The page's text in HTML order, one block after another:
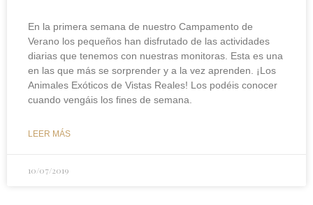
En la primera semana de nuestro Campamento de
Verano los pequeños han disfrutado de las actividades
diarias que tenemos con nuestras monitoras. Esta es una
en las que más se sorprender y a la vez aprenden. ¡Los
Animales Exóticos de Vistas Reales! Los podéis conocer
cuando vengáis los fines de semana.
LEER MÁS
10/07/2019